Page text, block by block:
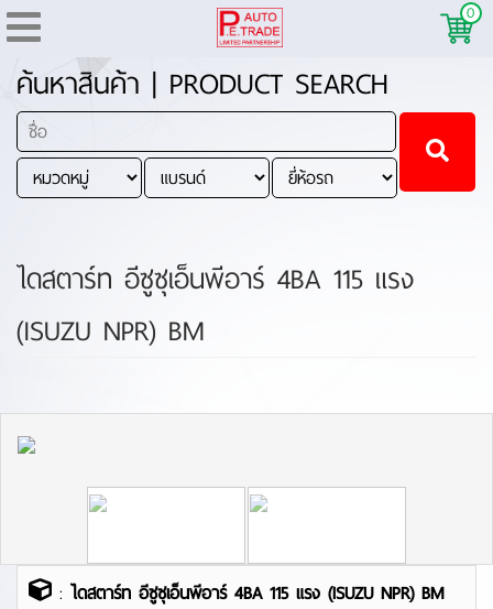
0
ค้นหาสินค้า | PRODUCT SEARCH
ไดสตาร์ท อีซูซุเอ็นพีอาร์ 4BA 115 แรง
(ISUZU NPR) BM
: ไดสตาร์ท อีซูซุเอ็นพีอาร์ 4BA 115 แรง (ISUZU NPR) BM